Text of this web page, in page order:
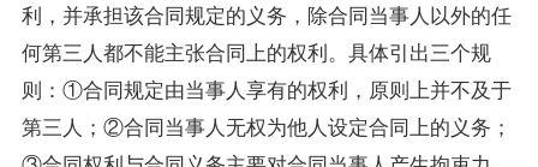
利，并承担该合同规定的义务，除合同当事人以外的任
何第三人都不能主张合同上的权利。具体引出三个规
则：①合同规定由当事人享有的权利，原则上并不及于
第三人；②合同当事人无权为他人设定合同上的义务；